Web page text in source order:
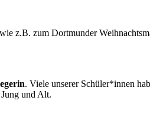
wie z.B. zum Dortmunder
. Viele unserer Schüler*innen
und Alt.